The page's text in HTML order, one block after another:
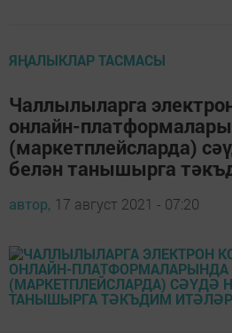
ЯҢАЛЫКЛАР ТАСМАСЫ
Чаллылыларга
онлайн-
(маркетплейсларда)
белән танышырга
автор, 17 август 2021 - 07:20